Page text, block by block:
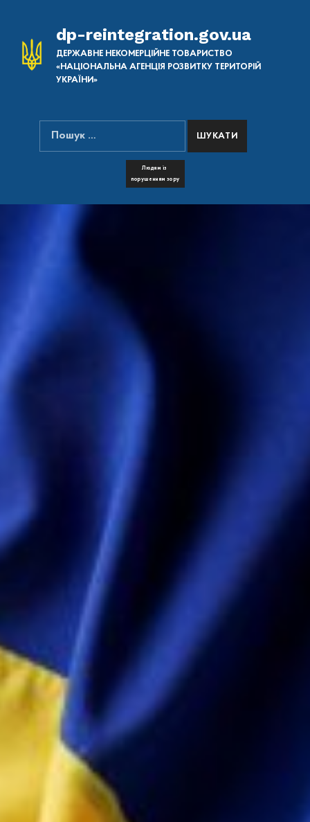
dp-reintegration.gov.ua
ДЕРЖАВНЕ НЕКОМЕРЦІЙНЕ ТОВАРИСТВО
«НАЦІОНАЛЬНА АГЕНЦІЯ РОЗВИТКУ ТЕРИТОРІЙ
УКРАЇНИ»
ПОШУК НА САЙТІ
Пошук:
Людям із
порушенням зору